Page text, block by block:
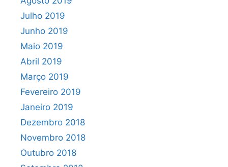
Julho 2019
Junho 2019
Maio 2019
Abril 2019
Março 2019
Fevereiro 2019
Janeiro 2019
Dezembro 2018
Novembro 2018
Outubro 2018